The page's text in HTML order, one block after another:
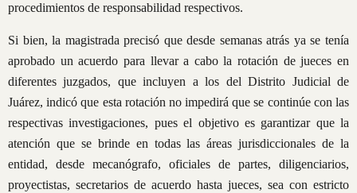
procedimientos de responsabilidad respectivos.
Si bien, la magistrada precisó que desde semanas atrás ya se tenía
aprobado un acuerdo para llevar a cabo la rotación de jueces en
diferentes juzgados, que incluyen a los del Distrito Judicial de
Juárez, indicó que esta rotación no impedirá que se continúe con las
respectivas investigaciones, pues el objetivo es garantizar que la
atención que se brinde en todas las áreas jurisdiccionales de la
entidad, desde mecanógrafo, oficiales de partes, diligenciarios,
proyectistas, secretarios de acuerdo hasta jueces, sea con estricto